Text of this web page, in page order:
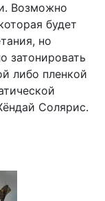
Возможно
будет
но
затонировать
либо пленкой
Солярис.